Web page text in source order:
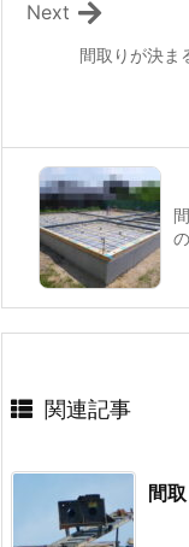
間取りが決
Next
関連記事
間